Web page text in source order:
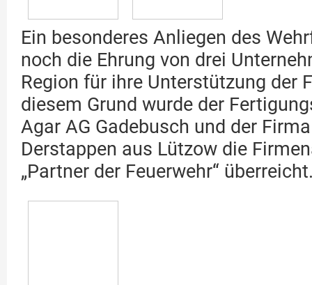
Ein besonderes Anliegen des
noch die Ehrung von drei
Region für ihre Unterstützung der
diesem Grund wurde der
Agar AG Gadebusch und der
Derstappen aus Lützow die
„Partner der Feuerwehr“